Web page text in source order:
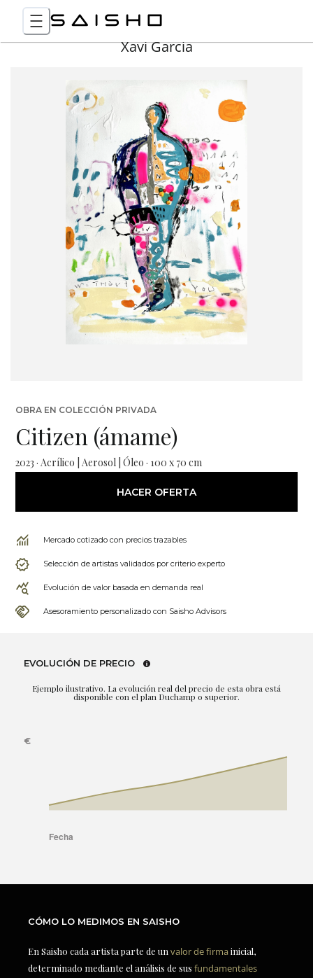
Xavi Garcia
OBRA EN COLECCIÓN PRIVADA
Citizen (ámame)
2023 · Acrílico | Aerosol | Óleo · 100 x 70 cm
HACER OFERTA
Mercado cotizado con precios trazables
Selección de artistas validados por criterio experto
Evolución de valor basada en demanda real
Asesoramiento personalizado con Saisho Advisors
EVOLUCIÓN DE PRECIO
Ejemplo ilustrativo. La evolución real del precio de esta obra está
disponible con el plan Duchamp o superior.
CÓMO LO MEDIMOS EN SAISHO
En Saisho cada artista parte de un valor de firmainicial,
determinado mediante el análisis de sus fundamentales